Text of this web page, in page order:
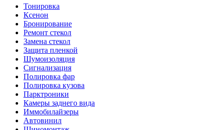
Тонировка
Ксенон
Бронирование
Ремонт стекол
Замена стекол
Защита пленкой
Шумоизоляция
Сигнализация
Полировка фар
Полировка кузова
Парктроники
Камеры заднего вида
Иммобилайзеры
Автовинил